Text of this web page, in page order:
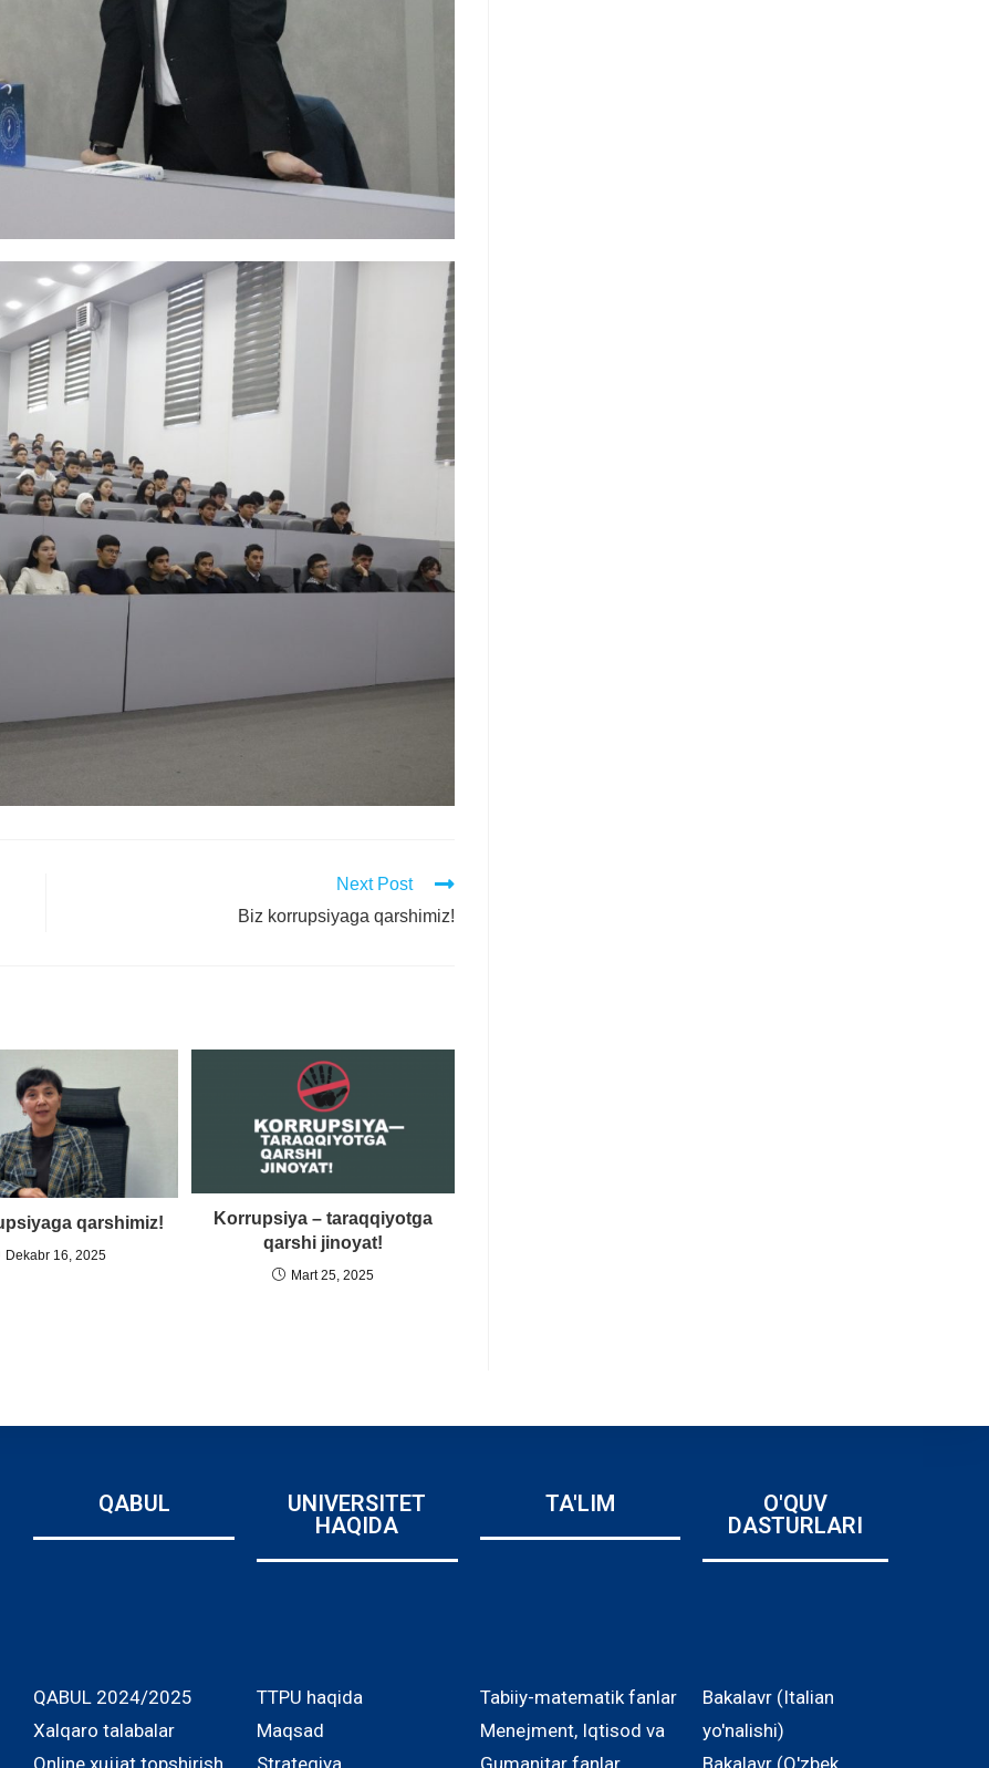
Next Post
Biz korrupsiyaga qarshimiz!
qarshimiz!
Dekabr 16, 2025
Korrupsiya – taraqqiyotga
qarshi jinoyat!
Mart 25, 2025
QABUL
UNIVERSITET
HAQIDA
TA'LIM
O'QUV
DASTURLARI
QABUL 2024/2025
Xalqaro talabalar
Online xujjat topshirish
TTPU haqida
Maqsad
Strategiya
Tabiiy-matematik fanlar
Menejment, Iqtisod va
Gumanitar fanlar
Bakalavr (Italian
yo'nalishi)
Bakalavr (O'zbek